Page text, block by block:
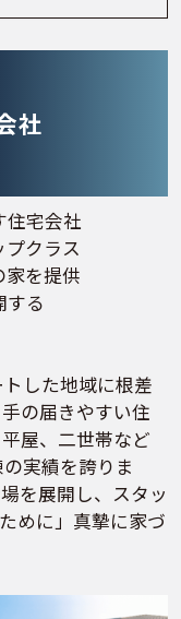
社
宅会社
クラス
を提供
する
した地域に根差
の届きやすい住
屋、二世帯など
実績を誇りま
を展開し、スタッ
めに」真摯に家づ